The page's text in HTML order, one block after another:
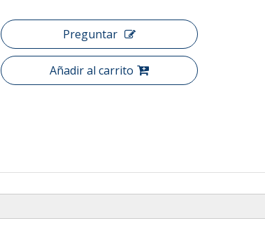
Preguntar
Añadir al carrito